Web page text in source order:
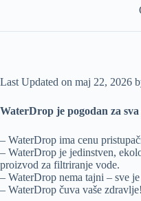
Last Updated on maj 22, 2026
WaterDrop je pogodan za
– WaterDrop ima cenu
– WaterDrop je jedinstven,
proizvod za filtriranje vode.
– WaterDrop nema tajni – sve
– WaterDrop čuva vaše zdravlje!